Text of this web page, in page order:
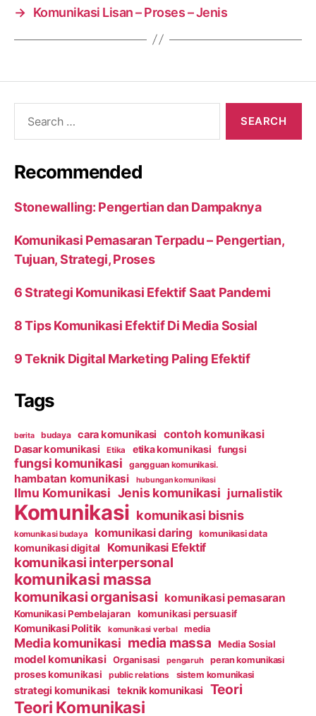
→ Komunikasi Lisan – Proses – Jenis
Recommended
Stonewalling: Pengertian dan Dampaknya
Komunikasi Pemasaran Terpadu – Pengertian,
Tujuan, Strategi, Proses
6 Strategi Komunikasi Efektif Saat Pandemi
8 Tips Komunikasi Efektif Di Media Sosial
9 Teknik Digital Marketing Paling Efektif
Tags
berita budaya cara komunikasi contoh komunikasi
Dasar komunikasi Etika etika komunikasi fungsi
fungsi komunikasi gangguan komunikasi.
hambatan komunikasi hubungan komunikasi
Ilmu Komunikasi Jenis komunikasi jurnalistik
Komunikasi komunikasi bisnis
komunikasi budaya komunikasi daring komunikasi data
komunikasi digital Komunikasi Efektif
komunikasi interpersonal
komunikasi massa
komunikasi organisasi komunikasi pemasaran
Komunikasi Pembelajaran komunikasi persuasif
Komunikasi Politik komunikasi verbal media
Media komunikasi media massa Media Sosial
model komunikasi Organisasi pengaruh peran komunikasi
proses komunikasi public relations sistem komunikasi
strategi komunikasi teknik komunikasi Teori
Teori Komunikasi